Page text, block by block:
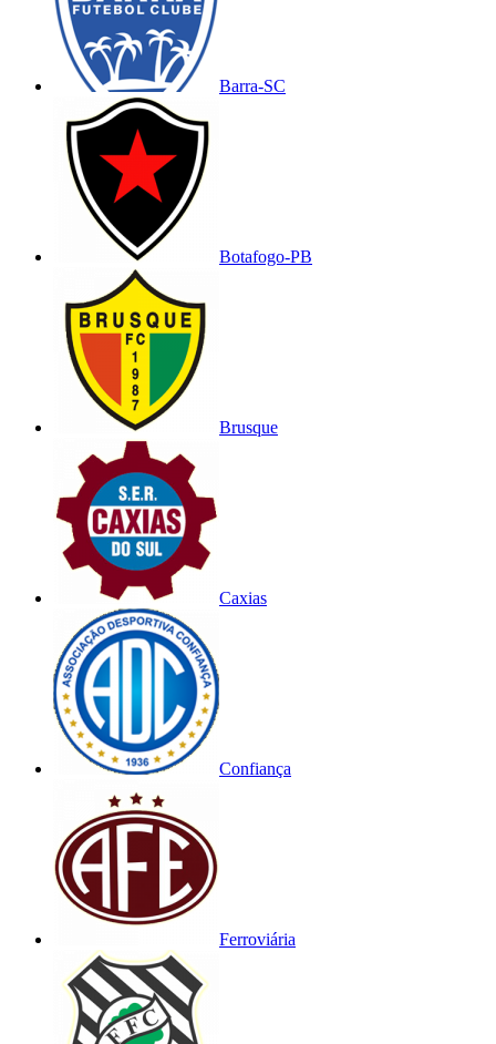
Barra-SC
Botafogo-PB
Brusque
Caxias
Confiança
Ferroviária